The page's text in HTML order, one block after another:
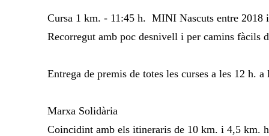
Cursa 1 km. - 11:45 h. MINI Nascuts entre 2018
Recorregut amb poc desnivell i per camins fàcils
Entrega de premis de totes les curses a les 12 h.
Marxa Solidària
Coincidint amb els itineraris de 10 km. i 4,5 km.